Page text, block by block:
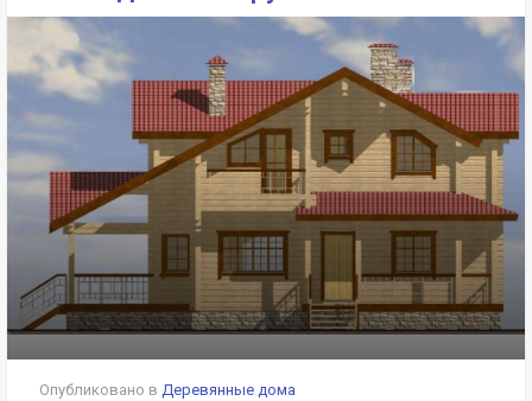
Опубликовано в Деревянные дома